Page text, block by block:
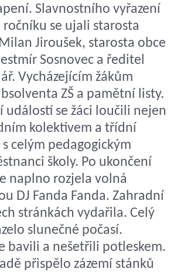
Slavnostního vyřazení
se ujali starosta
Jiroušek, starosta obce
Sosnovec a ředitel
Vycházejícím žákům
ZŠ a pamětní listy.
událostí se žáci loučili nejen
kolektivem a třídní
celým pedagogickým
školy. Po ukončení
naplno rozjela volná
DJ Fanda Fanda. Zahradní
stránkách vydařila. Celý
slunečné počasí.
bavili a nešetřili potleskem.
přispělo zázemí stánků